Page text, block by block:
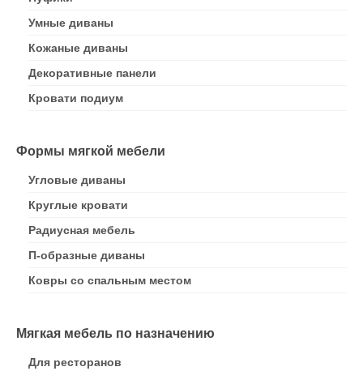
Умные диваны
Кожаные диваны
Декоративные панели
Кровати подиум
Формы мягкой мебели
Угловые диваны
Круглые кровати
Радиусная мебель
П-образные диваны
Ковры со спальным местом
Мягкая мебель по назначению
Для ресторанов